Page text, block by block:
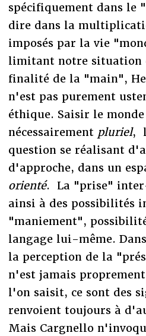
spécifiquement dans le
dire dans la
imposés par la vie
limitant notre situation
finalité de la "main",
n'est pas purement
éthique. Saisir le
nécessairement pluriel,
question se réalisant
d'approche, dans un
orienté. La "prise"
ainsi à des possibilités
"maniement",
langage lui-même.
la perception de la
n'est jamais
l'on saisit, ce sont des
renvoient toujours à
Mais Cargnello